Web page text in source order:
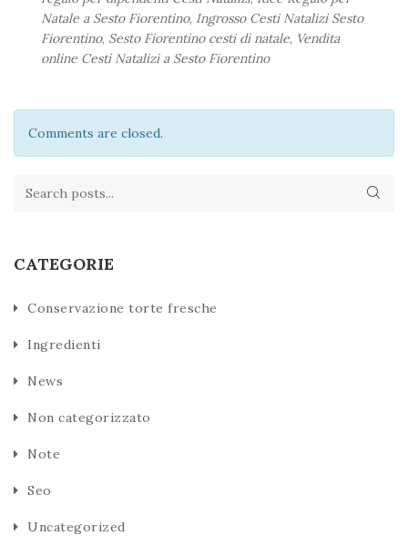
Natale a Sesto Fiorentino, Ingrosso Cesti Natalizi Sesto
Fiorentino, Sesto Fiorentino cesti di natale, Vendita
online Cesti Natalizi a Sesto Fiorentino
Comments are closed.
CATEGORIE
Conservazione torte fresche
Ingredienti
News
Non categorizzato
Note
Seo
Uncategorized